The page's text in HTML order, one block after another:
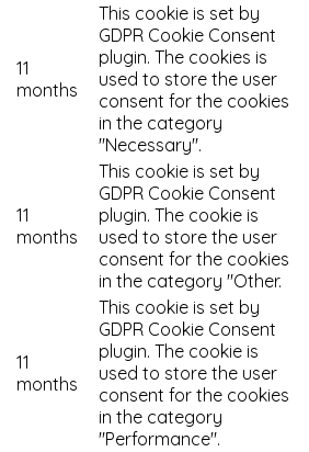
11
months
This cookie is set by
GDPR Cookie Consent
plugin. The cookies is
used to store the user
consent for the cookies
in the category
"Necessary".
11
months
This cookie is set by
GDPR Cookie Consent
plugin. The cookie is
used to store the user
consent for the cookies
in the category "Other.
11
months
This cookie is set by
GDPR Cookie Consent
plugin. The cookie is
used to store the user
consent for the cookies
in the category
"Performance".